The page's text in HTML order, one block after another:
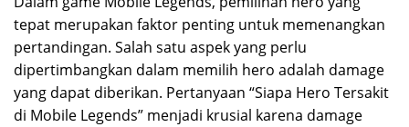
tepat merupakan faktor penting untuk memenangkan
pertandingan. Salah satu aspek yang perlu
dipertimbangkan dalam memilih hero adalah damage
yang dapat diberikan. Pertanyaan “Siapa Hero Tersakit
di Mobile Legends” menjadi krusial karena damage